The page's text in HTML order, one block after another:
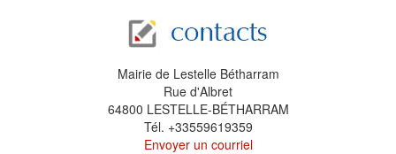
Mairie de Lestelle Bétharram
Rue d'Albret
64800 LESTELLE-BÉTHARRAM
Tél. +33559619359
Envoyer un courriel